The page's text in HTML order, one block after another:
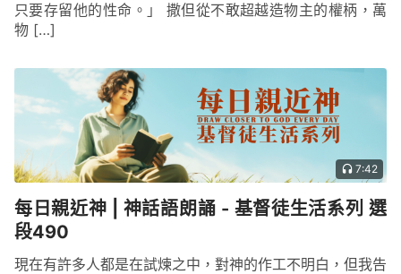
只要存留他的性命。」 撒但從不敢超越造物主的權柄，萬
物 […]
7:42
每日親近神 | 神話語朗誦 - 基督徒生活系列 選
段490
現在有許多人都是在試煉之中，對神的作工不明白，但我告